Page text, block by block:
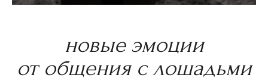
новые эмоции
от общения с лошадьми